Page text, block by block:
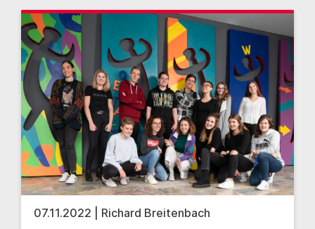
07.11.2022 | Richard Breitenbach